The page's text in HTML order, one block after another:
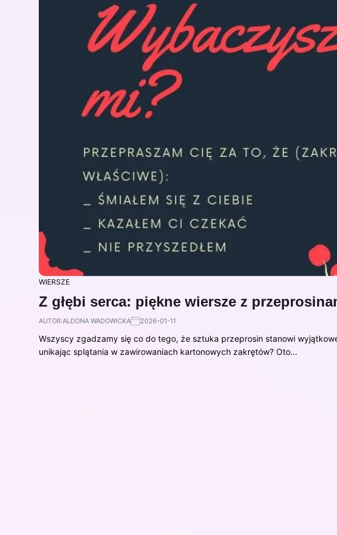
WIERSZE
Z głębi serca: piękne wiersze z
AUTOR:ALDONA WADOWICKA 2026-01-11
Wszyscy zgadzamy się co do tego, że sztuka przeprosin stanowi
unikając splątania w zawirowaniach kartonowych zakrętów? Oto…